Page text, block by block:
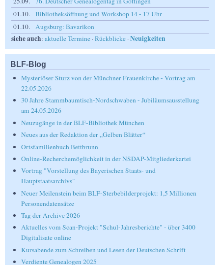
01.10.
Bibliotheksöffnung und Workshop 14 - 17 Uhr
01.10.
Augsburg: Bavarikon
siehe auch: aktuelle Termine ·Rückblicke ·Neuigkeiten
BLF-Blog
Mysteriöser Sturz von der Münchner Frauenkirche - Vortrag am
22.05.2026
30 Jahre Stammbaumtisch-Nordschwaben - Jubiläumsausstellung
am 24.05.2026
Neuzugänge in der BLF-Bibliothek München
Neues aus der Redaktion der „Gelben Blätter“
Ortsfamilienbuch Bettbrunn
Online-Recherchemöglichkeit in der NSDAP-Mitgliederkartei
Vortrag "Vorstellung des Bayerischen Staats- und
Hauptstaatsarchivs"
Neuer Meilenstein beim BLF-Sterbebilderprojekt: 1,5 Millionen
Personendatensätze
Tag der Archive 2026
Aktuelles vom Scan-Projekt "Schul-Jahresberichte" - über 3400
Digitalisate online
Kursabende zum Schreiben und Lesen der Deutschen Schrift
Verdiente Genealogen 2025